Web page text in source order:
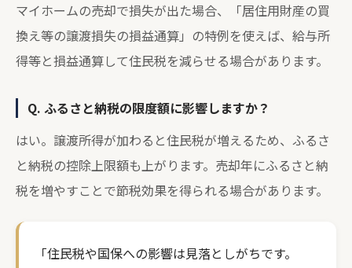
マイホームの売却で損失が出た場合、「居住用財産の買
換え等の譲渡損失の損益通算」の特例を使えば、給与所
得等と損益通算して住民税を減らせる場合があります。
Q. ふるさと納税の限度額に影響しますか？
はい。譲渡所得が加わると住民税が増えるため、ふるさ
と納税の控除上限額も上がります。売却年にふるさと納
税を増やすことで節税効果を得られる場合があります。
「住民税や国保への影響は見落としがちです。